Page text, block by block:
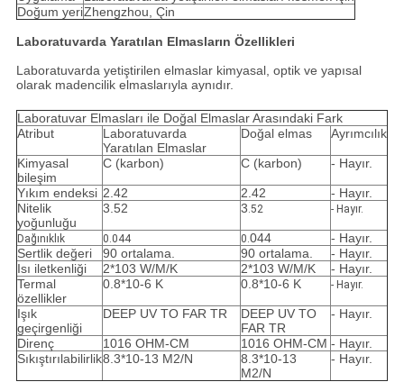
Doğum yeriZhengzhou, Çin
Laboratuvarda Yaratılan Elmasların Özellikleri
Laboratuvarda yetiştirilen elmaslar kimyasal, optik ve yapısal
olarak madencilik elmaslarıyla aynıdır.
Laboratuvar Elmasları ile Doğal Elmaslar Arasındaki Fark
Atribut
Laboratuvarda
Yaratılan Elmaslar
Doğal elmas Ayrımcılık
Kimyasal
bileşim
C (karbon) C (karbon) - Hayır.
Yıkım endeksi 2.42 2.42
- Hayır.
Nitelik
yoğunluğu
3.52 3.52 - Hayır.
Dağınıklık 0.044 0.044
- Hayır.
Sertlik değeri
90 ortalama. 90 ortalama.
- Hayır.
Isı iletkenliği
2*103 W/M/K 2*103 W/M/K
- Hayır.
Termal
özellikler
0.8*10-6 K 0.8*10-6 K - Hayır.
Işık
geçirgenliği
DEEP UV TO FAR TR
DEEP UV TO
FAR TR
- Hayır.
Direnç 1016 OHM-CM 1016 OHM-CM - Hayır.
Sıkıştırılabilirlik8.3*10-13 M2/N
8.3*10-13
M2/N
- Hayır.